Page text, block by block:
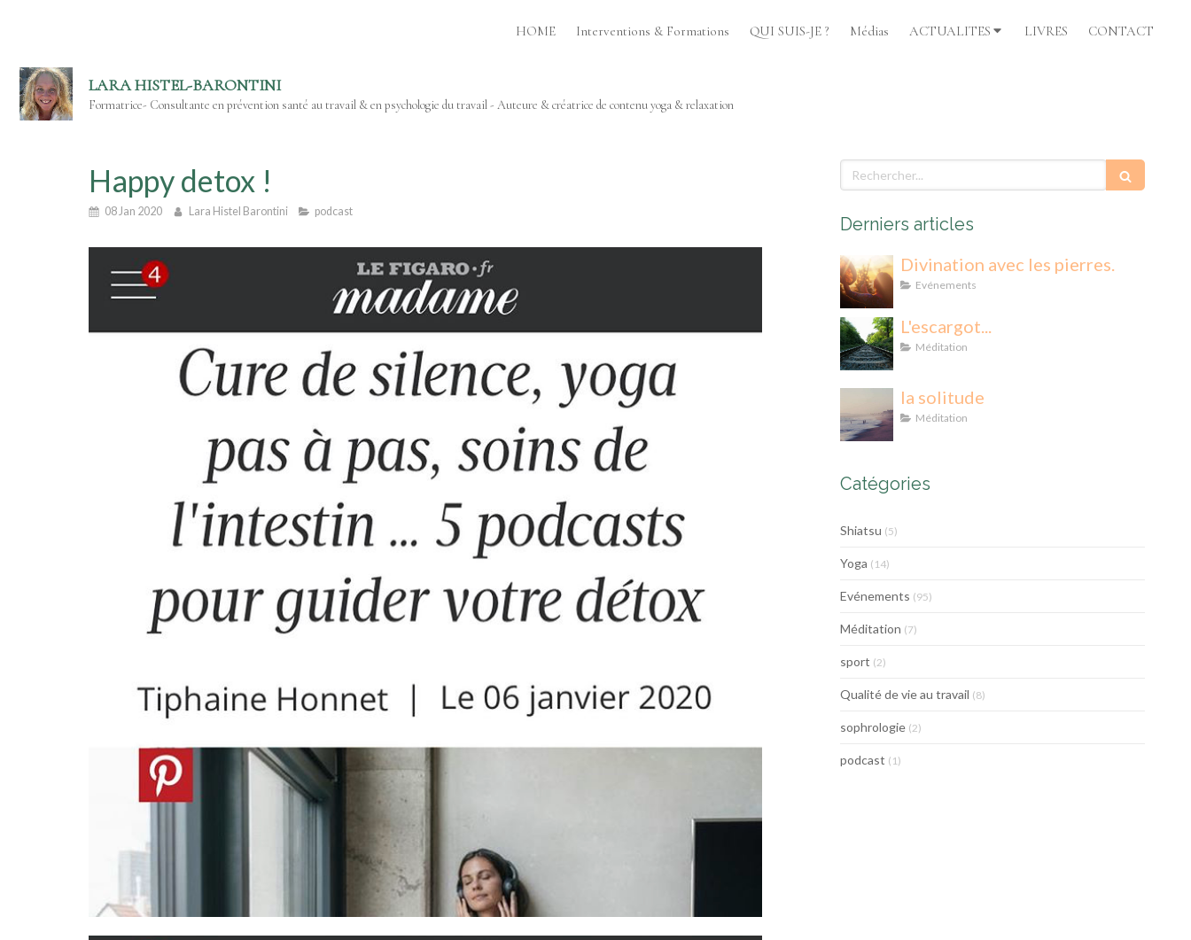
HOME Interventions & Formations QUI SUIS-JE ? Médias ACTUALITES LIVRES CONTACT
LARA HISTEL-BARONTINI
Formatrice- Consultante en prévention santé au travail & en psychologie du travail - Auteure & créatrice de contenu yoga & relaxation
Happy detox !
08 Jan 2020 Lara Histel Barontini podcast
Derniers articles
Divination avec les pierres.
Evénements
L'escargot...
Méditation
la solitude
Méditation
Catégories
Shiatsu (5)
Yoga (14)
Evénements (95)
Méditation (7)
sport (2)
Qualité de vie au travail (8)
sophrologie (2)
podcast (1)